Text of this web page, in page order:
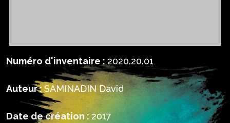
Numéro d'inventaire : 2020.20.01
Auteur : SAMINADIN David
Date de création : 2017